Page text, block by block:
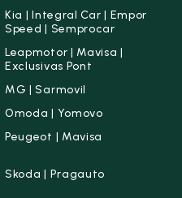
Kia | Integral Car | Empor
Speed | Semprocar
Leapmotor | Mavisa |
Exclusivas Pont
MG | Sarmovil
Omoda | Yomovo
Peugeot | Mavisa
Skoda | Pragauto